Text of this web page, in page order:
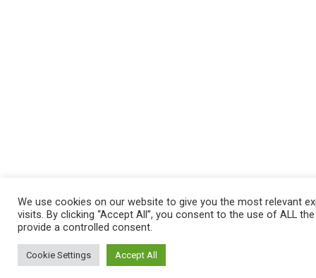
We use cookies on our website to give you the most relevant
visits. By clicking “Accept All”, you consent to the use of ALL
provide a controlled consent.
Cookie Settings Accept All